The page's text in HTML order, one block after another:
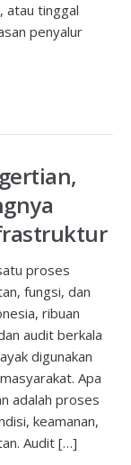
atau tinggal
penyalur
proses
fungsi, dan
ribuan
audit berkala
digunakan
Apa
adalah proses
keamanan,
Audit […]